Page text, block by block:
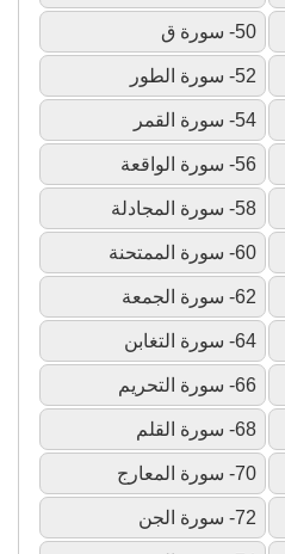
50- سورة ق
52- سورة الطور
54- سورة القمر
56- سورة الواقعة
58- سورة المجادلة
60- سورة الممتحنة
62- سورة الجمعة
64- سورة التغابن
66- سورة التحريم
68- سورة القلم
70- سورة المعارج
72- سورة الجن